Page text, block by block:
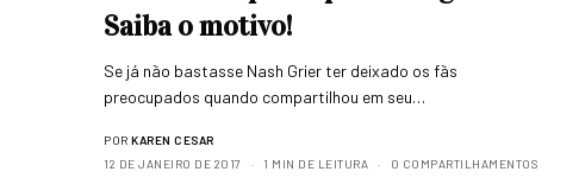
Saiba o motivo!
Se já não bastasse Nash Grier ter deixado os fãs
preocupados quando compartilhou em seu…
POR KAREN CESAR
12 DE JANEIRO DE 2017
1 MIN DE LEITURA 0 COMPARTILHAMENTOS